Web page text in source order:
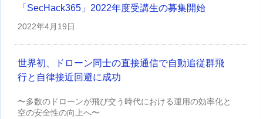
「SecHack365」2022年度受講生の募集開始
2022年4月19日
世界初、ドローン同士の直接通信で自動追従群飛
行と自律接近回避に成功
〜多数のドローンが飛び交う時代における運用の効率化と
空の安全性の向上へ〜